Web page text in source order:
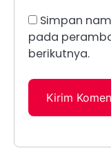
Simpan
pada
berikutnya.